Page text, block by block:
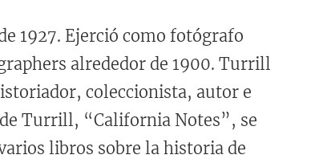
1927. Ejerció como fotógrafo
alrededor de 1900. Turrill
coleccionista, autor e
Turrill, “California Notes”, se
libros sobre la historia de